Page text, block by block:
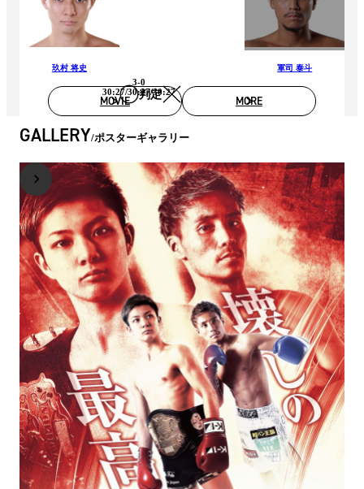
玖村 将史
判定
3-0
30:27/30:27/30:27
軍司 泰斗
MOVIE MORE
GALLERY ポスターギャラリー